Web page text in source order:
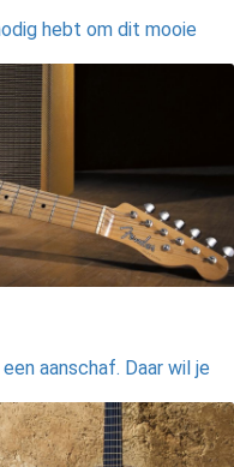
hebt om dit mooie
aanschaf. Daar wil je